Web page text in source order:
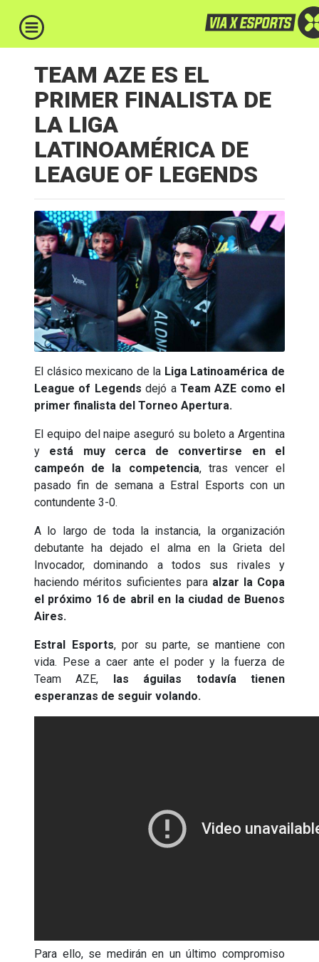
TEAM AZE ES EL
PRIMER FINALISTA DE
LA LIGA
LATINOAMÉRICA DE
LEAGUE OF LEGENDS
El clásico mexicano de la Liga Latinoamérica de
League of Legends dejó a Team AZE como el
primer finalista del Torneo Apertura.
El equipo del naipe aseguró su boleto a Argentina
y está muy cerca de convertirse en el
campeón de la competencia, tras vencer el
pasado fin de semana a Estral Esports con un
contundente 3-0.
A lo largo de toda la instancia, la organización
debutante ha dejado el alma en la Grieta del
Invocador, dominando a todos sus rivales y
haciendo méritos suficientes para alzar la Copa
el próximo 16 de abril en la ciudad de Buenos
Aires.
Estral Esports, por su parte, se mantiene con
vida. Pese a caer ante el poder y la fuerza de
Team AZE, las águilas todavía tienen
esperanzas de seguir volando.
Para ello, se medirán en un último compromiso